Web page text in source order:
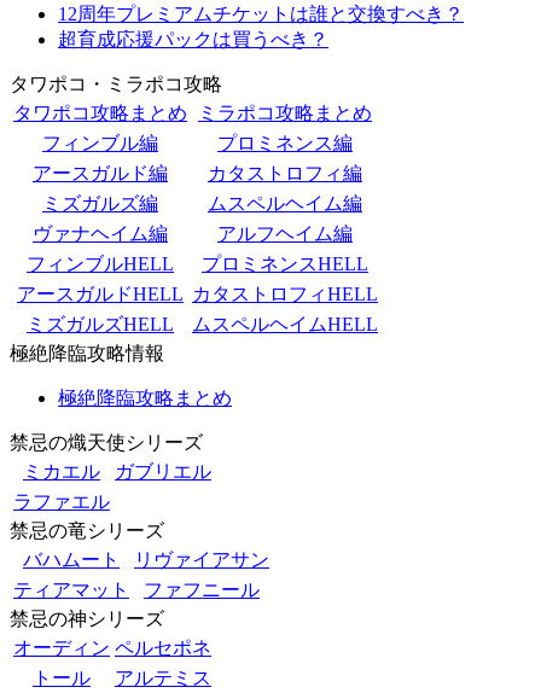
12周年プレミアムチケットは誰と交換すべき？
超育成応援パックは買うべき？
タワポコ・ミラポコ攻略
タワポコ攻略まとめ
ミラポコ攻略まとめ
フィンブル編
プロミネンス編
アースガルド編
カタストロフィ編
ミズガルズ編
ムスペルヘイム編
ヴァナヘイム編
アルフヘイム編
フィンブルHELL
プロミネンスHELL
アースガルドHELL カタストロフィHELL
ミズガルズHELL
ムスペルヘイムHELL
極絶降臨攻略情報
極絶降臨攻略まとめ
禁忌の熾天使シリーズ
ミカエル
ガブリエル
ラファエル
禁忌の竜シリーズ
バハムート
リヴァイアサン
ティアマット
ファフニール
禁忌の神シリーズ
オーディン ペルセポネ
トール
アルテミス